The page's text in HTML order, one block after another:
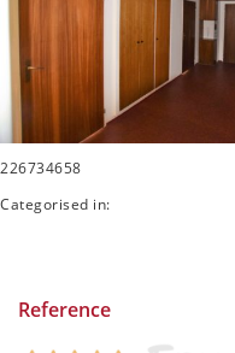
226734658
Categorised in:
Reference